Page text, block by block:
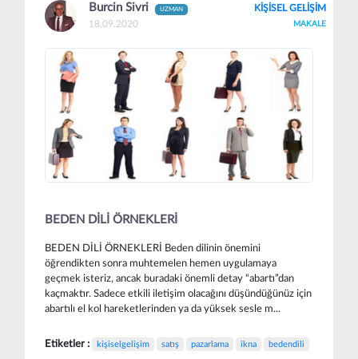
Burcin Sivri UZMAN
18.09.2020
KİŞİSEL GELİŞİM
MAKALE
BEDEN DİLİ ÖRNEKLERİ
BEDEN DİLİ ÖRNEKLERİ Beden dilinin önemini
öğrendikten sonra muhtemelen hemen uygulamaya
geçmek isteriz, ancak buradaki önemli detay “abartı”dan
kaçmaktır. Sadece etkili iletişim olacağını düşündüğünüz için
abartılı el kol hareketlerinden ya da yüksek sesle m...
Etiketler : kişiselgelişim satış pazarlama ikna bedendili